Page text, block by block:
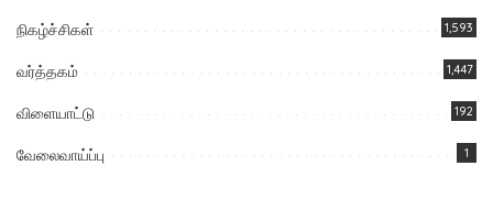
நிகழ்ச்சிகள் 1,593
வர்த்தகம் 1,447
விளையாட்டு 192
வேலைவாய்ப்பு 1